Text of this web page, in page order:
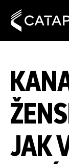
JAK